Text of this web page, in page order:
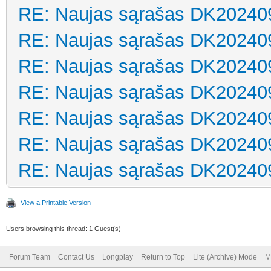
RE: Naujas sąrašas
RE: Naujas sąrašas
RE: Naujas sąrašas
RE: Naujas sąrašas
RE: Naujas sąrašas
RE: Naujas sąrašas
RE: Naujas sąrašas
View a Printable Version
Users browsing this thread: 1 Guest(s)
Forum Team Contact Us Longplay Return to Top Lite (Archive) Mode